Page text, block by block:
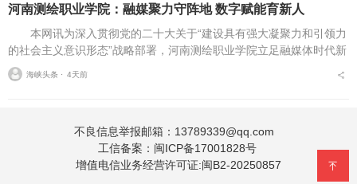
河南测绘职业学院：融媒聚力守阵地 数字赋能育新人
本网讯为深入贯彻党的二十大关于“建设具有强大凝聚力和引领力
的社会主义意识形态”战略部署，河南测绘职业学院立足融媒体时代新
挑战，扎实推进在风险研判、机制创新、技术赋能、实践育人等方面
的路径分析与研...
海峡头条 ⋅ 4天前
不良信息举报邮箱：13789339@qq.com
工信备案： 闽ICP备17001828号
增值电信业务经营许可证:闽B2-20250857